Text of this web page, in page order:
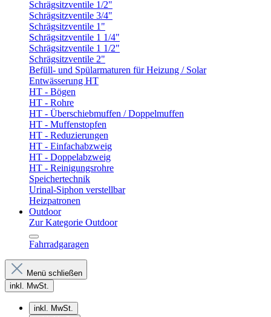
Schrägsitzventile 1/2"
Schrägsitzventile 3/4"
Schrägsitzventile 1"
Schrägsitzventile 1 1/4"
Schrägsitzventile 1 1/2"
Schrägsitzventile 2"
Befüll- und Spülarmaturen für Heizung / Solar
Entwässerung HT
HT - Bögen
HT - Rohre
HT - Überschiebmuffen / Doppelmuffen
HT - Muffenstopfen
HT - Reduzierungen
HT - Einfachabzweig
HT - Doppelabzweig
HT - Reinigungsrohre
Speichertechnik
Urinal-Siphon verstellbar
Heizpatronen
Outdoor
Zur Kategorie Outdoor
Fahrradgaragen
Menü schließen
inkl. MwSt.
inkl. MwSt.